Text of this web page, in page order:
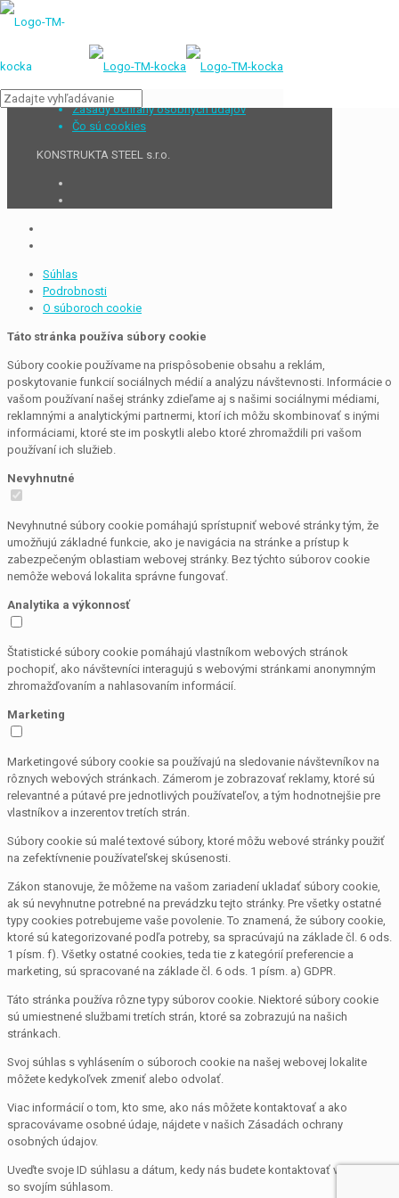
Zásady ochrany osobných údajov
Čo sú cookies
KONSTRUKTA STEEL s.r.o.
Súhlas
Podrobnosti
O súboroch cookie
Táto stránka používa súbory cookie
Súbory cookie používame na prispôsobenie obsahu a reklám,
poskytovanie funkcií sociálnych médií a analýzu návštevnosti. Informácie o
vašom používaní našej stránky zdieľame aj s našimi sociálnymi médiami,
reklamnými a analytickými partnermi, ktorí ich môžu skombinovať s inými
informáciami, ktoré ste im poskytli alebo ktoré zhromaždili pri vašom
používaní ich služieb.
Nevyhnutné
Nevyhnutné súbory cookie pomáhajú sprístupniť webové stránky tým, že
umožňujú základné funkcie, ako je navigácia na stránke a prístup k
zabezpečeným oblastiam webovej stránky. Bez týchto súborov cookie
nemôže webová lokalita správne fungovať.
Analytika a výkonnosť
Štatistické súbory cookie pomáhajú vlastníkom webových stránok
pochopiť, ako návštevníci interagujú s webovými stránkami anonymným
zhromažďovaním a nahlasovaním informácií.
Marketing
Marketingové súbory cookie sa používajú na sledovanie návštevníkov na
rôznych webových stránkach. Zámerom je zobrazovať reklamy, ktoré sú
relevantné a pútavé pre jednotlivých používateľov, a tým hodnotnejšie pre
vlastníkov a inzerentov tretích strán.
Súbory cookie sú malé textové súbory, ktoré môžu webové stránky použiť
na zefektívnenie používateľskej skúsenosti.
Zákon stanovuje, že môžeme na vašom zariadení ukladať súbory cookie,
ak sú nevyhnutne potrebné na prevádzku tejto stránky. Pre všetky ostatné
typy cookies potrebujeme vaše povolenie. To znamená, že súbory cookie,
ktoré sú kategorizované podľa potreby, sa spracúvajú na základe čl. 6 ods.
1 písm. f). Všetky ostatné cookies, teda tie z kategórií preferencie a
marketing, sú spracované na základe čl. 6 ods. 1 písm. a) GDPR.
Táto stránka používa rôzne typy súborov cookie. Niektoré súbory cookie
sú umiestnené službami tretích strán, ktoré sa zobrazujú na našich
stránkach.
Svoj súhlas s vyhlásením o súboroch cookie na našej webovej lokalite
môžete kedykoľvek zmeniť alebo odvolať.
Viac informácií o tom, kto sme, ako nás môžete kontaktovať a ako
spracovávame osobné údaje, nájdete v našich Zásadách ochrany
osobných údajov.
Uveďte svoje ID súhlasu a dátum, kedy nás budete kontaktovať v súvislosti
so svojím súhlasom.